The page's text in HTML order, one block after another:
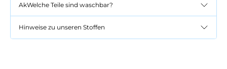
AkWelche Teile sind waschbar?
Hinweise zu unseren Stoffen